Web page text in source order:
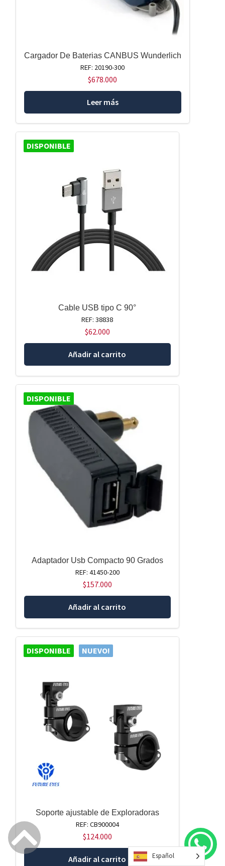
Cargador De Baterias CANBUS Wunderlich
REF: 20190-300
$678.000
Leer más
DISPONIBLE
Cable USB tipo C 90°
REF: 38838
$62.000
Añadir al carrito
DISPONIBLE
Adaptador Usb Compacto 90 Grados
REF: 41450-200
$157.000
Añadir al carrito
DISPONIBLE NUEVO!
Soporte ajustable de Exploradoras
REF: CB900004
$124.000
Añadir al carrito Español